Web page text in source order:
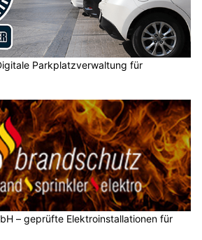
Parkplatzverwaltung für
– geprüfte Elektroinstallationen für